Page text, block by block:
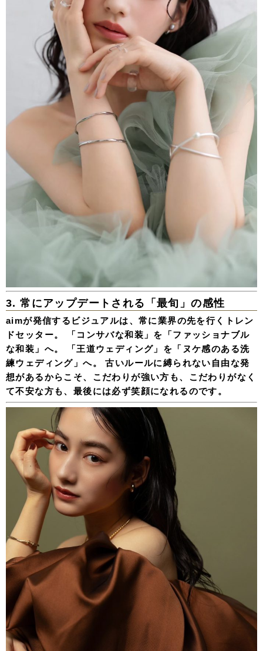
3. 常にアップデートされる「最旬」の感性
aimが発信するビジュアルは、常に業界の先を行くトレン
ドセッター。 「コンサバな和装」を「ファッショナブル
な和装」へ。 「王道ウェディング」を「ヌケ感のある洗
練ウェディング」へ。 古いルールに縛られない自由な発
想があるからこそ、こだわりが強い方も、こだわりがなく
て不安な方も、最後には必ず笑顔になれるのです。